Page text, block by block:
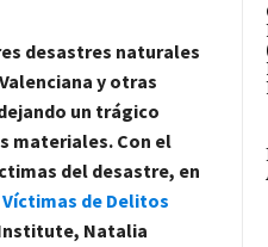
desastres naturales
y otras
un trágico
materiales. Con el
del desastre, en
de Delitos
Institute, Natalia